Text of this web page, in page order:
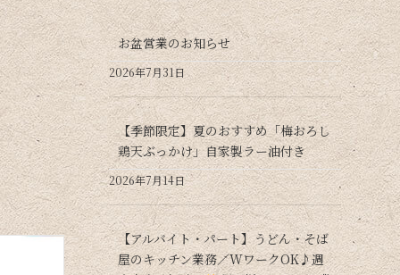
お盆営業のお知らせ
2026年7月31日
【季節限定】夏のおすすめ「梅おろし
鶏天ぶっかけ」自家製ラー油付き
2026年7月14日
【アルバイト・パート】うどん・そば
屋のキッチン業務／WワークOK♪週